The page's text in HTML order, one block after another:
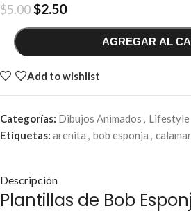
$5.00$2.50
AGREGAR AL
Add to wishlist
Categorías: Dibujos Animados , Lifestyle
Etiquetas: arenita , bob esponja ,
Descripción
Plantillas de Bob